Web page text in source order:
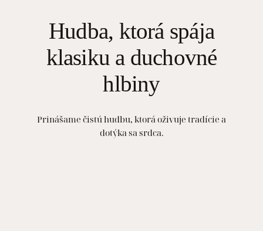
Hudba, ktorá spája
klasiku a duchovné
hlbiny
Prinášame čistú hudbu, ktorá oživuje tradície a
dotýka sa srdca.